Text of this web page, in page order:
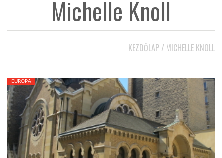
HÍR3D
TROPICALMAGAZIN
GLOBOTV
Michelle Knoll
KEZDŐLAP / MICHELLE KNOLL
EURÓPA